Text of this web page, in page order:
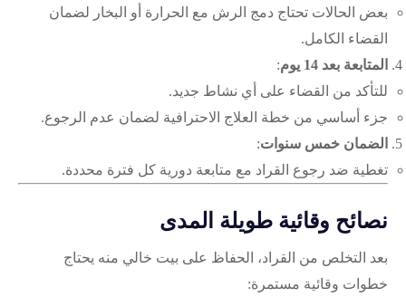
بعض الحالات تحتاج دمج الرش مع الحرارة أو البخار لضمان
القضاء الكامل.
المتابعة بعد 14 يوم
:
للتأكد من القضاء على أي نشاط جديد.
جزء أساسي من خطة العلاج الاحترافية لضمان عدم الرجوع.
الضمان خمس سنوات:
تغطية ضد رجوع القراد مع متابعة دورية كل فترة محددة.
نصائح وقائية طويلة المدى
بعد التخلص من القراد، الحفاظ على بيت خالي منه يحتاج
خطوات وقائية مستمرة: